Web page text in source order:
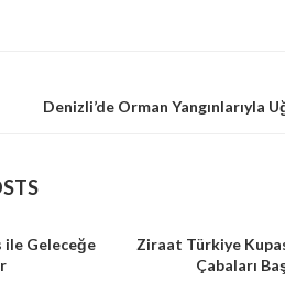
Denizli’de Orman Yangınlarıyla
ile Geleceğe
Ziraat Türkiye
Çabaları